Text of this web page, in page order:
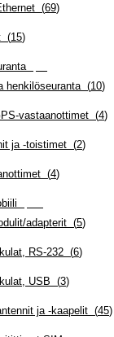
(69)
(15)
henkilöseuranta (10)
vastaanottimet (4)
ja -toistimet (2)
(4)
adapterit (5)
RS-232 (6)
USB (3)
ja -kaapelit (45)